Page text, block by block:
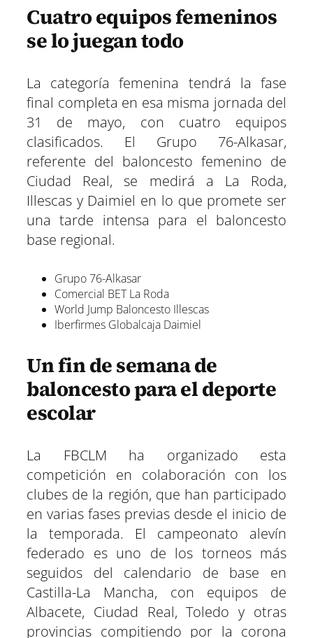
Cuatro equipos femeninos
se lo juegan todo
La categoría femenina tendrá la fase
final completa en esa misma jornada del
31 de mayo, con cuatro equipos
clasificados. El Grupo 76-Alkasar,
referente del baloncesto femenino de
Ciudad Real, se medirá a La Roda,
Illescas y Daimiel en lo que promete ser
una tarde intensa para el baloncesto
base regional.
Grupo 76-Alkasar
Comercial BET La Roda
World Jump Baloncesto Illescas
Iberfirmes Globalcaja Daimiel
Un fin de semana de
baloncesto para el deporte
escolar
La FBCLM ha organizado esta
competición en colaboración con los
clubes de la región, que han participado
en varias fases previas desde el inicio de
la temporada. El campeonato alevín
federado es uno de los torneos más
seguidos del calendario de base en
Castilla-La Mancha, con equipos de
Albacete, Ciudad Real, Toledo y otras
provincias compitiendo por la corona